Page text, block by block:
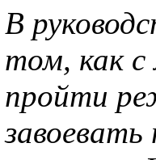
В
том, как
пройти